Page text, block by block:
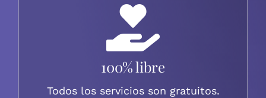
100% libre
Todos los servicios son gratuitos.